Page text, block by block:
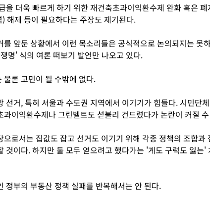
을 더욱 빠르게 하기 위한 재건축초과이익환수제 완화 혹은 폐
해제 등이 필요하다는 주장도 제기된다.
를 앞둔 상황에서 이런 목소리들은 공식적으로 논의되지는 못
명' 식의 여론 떠보기 발언만 나오고 있다.
물론 고민이 될 수밖에 없다.
선거, 특히 서울과 수도권 지역에서 이기기가 힘들다. 시민단
과이익환수제나 그린벨트도 섣불리 건드렸다가 논란이 커질
으로서는 집값도 잡고 선거도 이기기 위해 각종 정책의 조합과
것이다. 하지만 둘 모두 얻으려고 했다가는 '게도 구럭도 잃는'
정부의 부동산 정책 실패를 반복해서는 안 된다.